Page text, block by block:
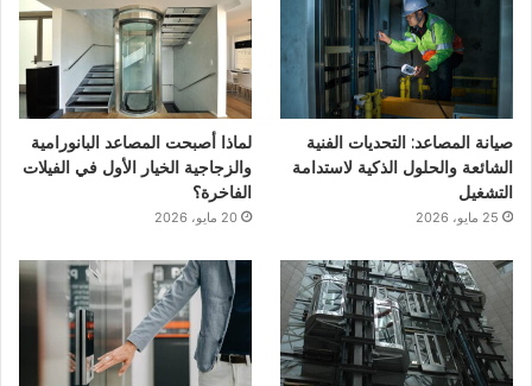
و
ك
ر
د
إ
ن
و
ق
ر
ا
م
صيانة المصاعد: التحديات الفنية
الشائعة والحلول الذكية لاستدامة
التشغيل
25 مايو، 2026
لماذا أصبحت المصاعد البانورامية
والزجاجية الخيار الأول في الفيلات
الفاخرة؟
20 مايو، 2026